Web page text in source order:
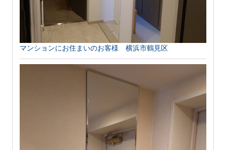
マンションにお住まいのお客様 横浜市鶴見区